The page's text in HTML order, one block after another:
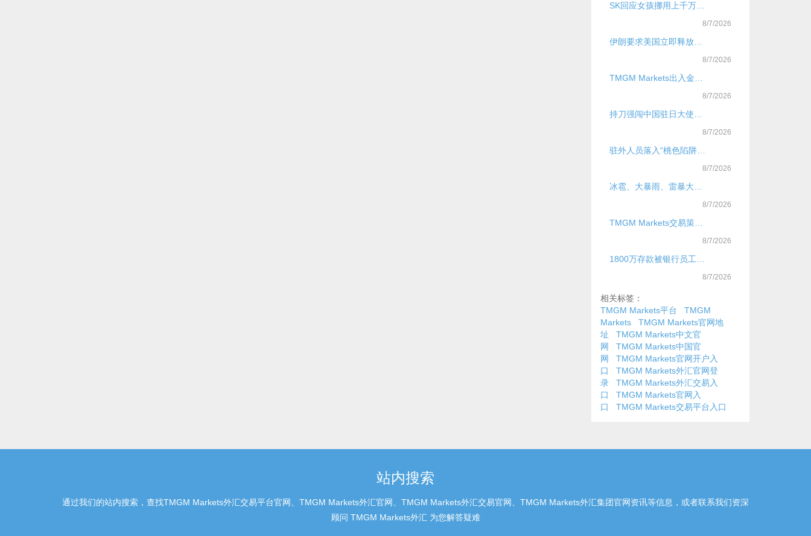
SK回应女孩挪用上千万打赏主播
8/7/2026
伊朗要求美国立即释放被扣押船只及人员
8/7/2026
8/7/2026
8/7/2026
驻外人员落入“桃色陷阱”出卖大量国家秘密，国安机关提示
8/7/2026
8/7/2026
TMGM Markets交易策略优化技巧？
8/7/2026
8/7/2026
相关标签：
TMGM Markets平台
TMGM
Markets
TMGM Markets官网地
址
TMGM Markets中文官
网
TMGM Markets中国官
网
TMGM Markets官网开户入
口
TMGM Markets外汇官网登
录
TMGM Markets外汇交易入
口
TMGM Markets官网入
口
TMGM Markets交易平台入口
站内搜索
通过我们的站内搜索，查找TMGM Markets外汇交易平台官网、TMGM Markets外汇官网、TMGM Markets外汇交易官网、TMGM Markets外汇集团官网资讯等信息，或者联系我们资深
顾问 TMGM Markets外汇 为您解答疑难